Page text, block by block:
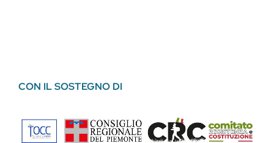
CON IL SOSTEGNO DI